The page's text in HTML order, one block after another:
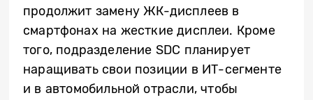
продолжит замену ЖК-дисплеев в
смартфонах на жесткие дисплеи. Кроме
того, подразделение SDC планирует
наращивать свои позиции в ИТ-сегменте
и в автомобильной отрасли, чтобы